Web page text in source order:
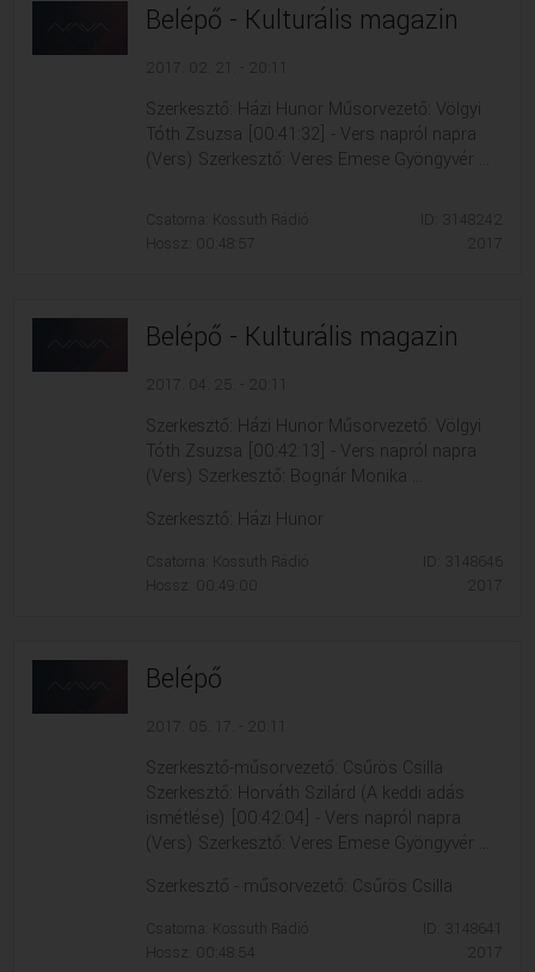
Belépő - Kulturális magazin
2017. 02. 21. - 20:11
Szerkesztő: Házi Hunor Műsorvezető: Völgyi
Tóth Zsuzsa [00:41:32] - Vers napról napra
(Vers) Szerkesztő: Veres Emese Gyöngyvér ...
Csatorna: Kossuth Rádió
Hossz: 00:48:57
ID: 3148242
2017
Belépő - Kulturális magazin
2017. 04. 25. - 20:11
Szerkesztő: Házi Hunor Műsorvezető: Völgyi
Tóth Zsuzsa [00:42:13] - Vers napról napra
(Vers) Szerkesztő: Bognár Monika ...
Szerkesztő: Házi Hunor
Csatorna: Kossuth Rádió
Hossz: 00:49:00
ID: 3148646
2017
Belépő
2017. 05. 17. - 20:11
Szerkesztő-műsorvezető: Csűrös Csilla
Szerkesztő: Horváth Szilárd (A keddi adás
ismétlése) [00:42:04] - Vers napról napra
(Vers) Szerkesztő: Veres Emese Gyöngyvér ...
Szerkesztő - műsorvezető: Csűrös Csilla
Csatorna: Kossuth Rádió
Hossz: 00:48:54
ID: 3148641
2017